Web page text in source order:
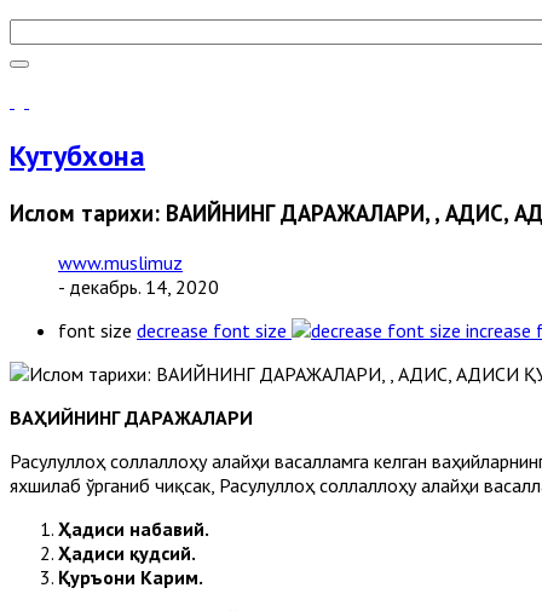
Кутубхона
Ислом тарихи: ВАҲИЙНИНГ ДАРАЖАЛАРИ, ,
www.muslimuz
- декабрь. 14, 2020
font size decrease font size increase
ВАҲИЙНИНГ ДАРАЖАЛАРИ
Расулуллоҳ соллаллоҳу алайҳи васалламга келган
яхшилаб ўрганиб чиқсак, Расулуллоҳ соллаллоҳу алайҳи
Ҳадиси набавий.
Ҳадиси қудсий.
Қуръони Карим.